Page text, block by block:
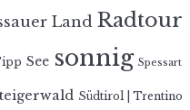
Land Radtour
See sonnig Spessart
Südtirol | Trentino